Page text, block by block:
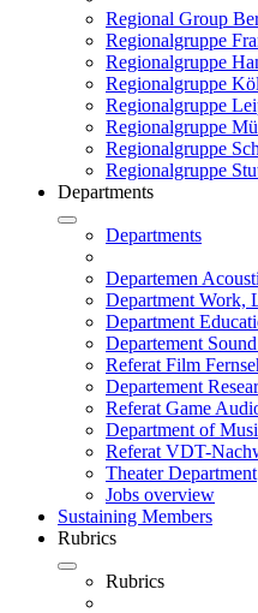
Regional Group
Regionalgruppe
Regionalgruppe
Regionalgruppe
Regionalgruppe
Regionalgruppe
Regionalgruppe
Regionalgruppe
Departments
Departments
Departemen
Department Work,
Department
Departement
Referat Film
Departement
Referat Game
Department of
Referat VDT-
Theater Department
Jobs overview
Sustaining Members
Rubrics
Rubrics